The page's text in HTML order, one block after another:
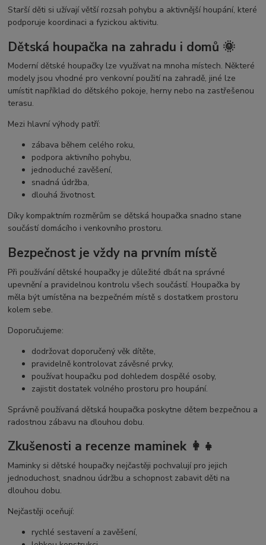
Starší děti si užívají větší rozsah pohybu a aktivnější houpání, které
podporuje koordinaci a fyzickou aktivitu.
Dětská houpačka na zahradu i domů 🌞
Moderní dětské houpačky lze využívat na mnoha místech. Některé
modely jsou vhodné pro venkovní použití na zahradě, jiné lze
umístit například do dětského pokoje, herny nebo na zastřešenou
terasu.
Mezi hlavní výhody patří:
zábava během celého roku,
podpora aktivního pohybu,
jednoduché zavěšení,
snadná údržba,
dlouhá životnost.
Díky kompaktním rozměrům se dětská houpačka snadno stane
součástí domácího i venkovního prostoru.
Bezpečnost je vždy na prvním místě
Při používání dětské houpačky je důležité dbát na správné
upevnění a pravidelnou kontrolu všech součástí. Houpačka by
měla být umístěna na bezpečném místě s dostatkem prostoru
kolem sebe.
Doporučujeme:
dodržovat doporučený věk dítěte,
pravidelně kontrolovat závěsné prvky,
používat houpačku pod dohledem dospělé osoby,
zajistit dostatek volného prostoru pro houpání.
Správně používaná dětská houpačka poskytne dětem bezpečnou a
radostnou zábavu na dlouhou dobu.
Zkušenosti a recenze maminek 👩‍👧
Maminky si dětské houpačky nejčastěji pochvalují pro jejich
jednoduchost, snadnou údržbu a schopnost zabavit děti na
dlouhou dobu.
Nejčastěji oceňují:
rychlé sestavení a zavěšení,